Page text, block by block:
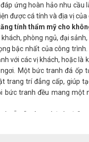
ứng hoàn hảo nhu cầu
được cá tính và địa vị của
tính thẩm mỹ cho
phòng ngủ, đại
bậc nhất của công
với các vị khách, hoặc là
Một bức tranh đá ốp
trang trí đẳng cấp, giúp
bức tranh đều mang một
sẵn “máu nghệ thuật”